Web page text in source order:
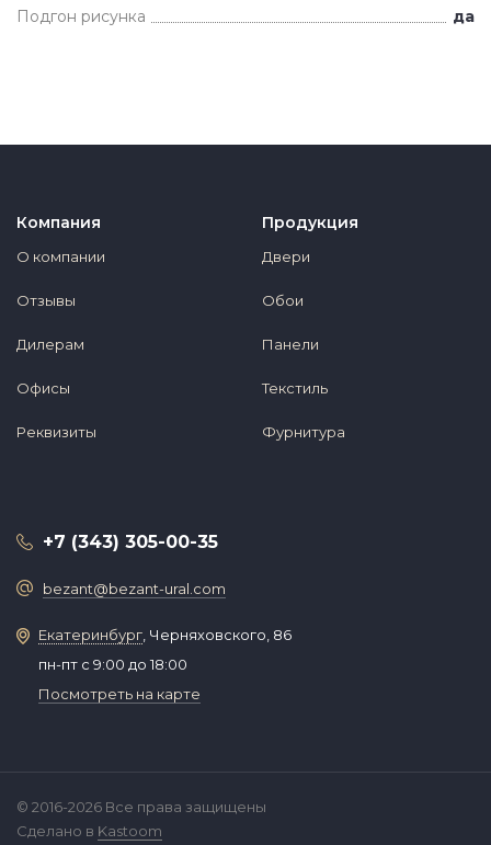
Подгон рисунка
да
Компания
О компании
Отзывы
Дилерам
Офисы
Реквизиты
Продукция
Двери
Обои
Панели
Текстиль
Фурнитура
+7 (343) 305-00-35
bezant@bezant-ural.com
Екатеринбург , Черняховского, 86
пн-пт с 9:00 до 18:00
Посмотреть на карте
© 2016-2026 Все права защищены
Сделано в Kastoom